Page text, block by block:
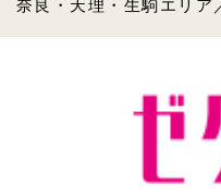
奈良・天理・生駒エリア